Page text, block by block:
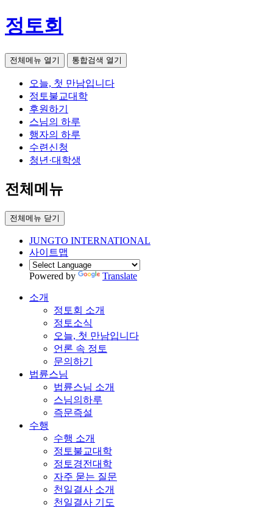
정토회
전체메뉴 열기 통합검색 열기
오늘, 첫 만남입니다
정토불교대학
후원하기
스님의 하루
행자의 하루
수련신청
청년·대학생
전체메뉴
전체메뉴 닫기
JUNGTO INTERNATIONAL
사이트맵
Powered by Translate
소개
정토회 소개
정토소식
오늘, 첫 만남입니다
언론 속 정토
문의하기
법륜스님
법륜스님 소개
스님의하루
즉문즉설
수행
수행 소개
정토불교대학
정토경전대학
자주 묻는 질문
천일결사 소개
천일결사 기도